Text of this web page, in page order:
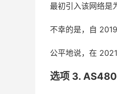
最初引入该网络是
不幸的是，自
公平地说，在
选项 3.